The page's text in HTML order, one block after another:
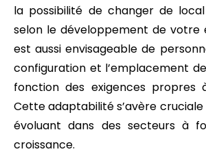
la possibilité de changer de
selon le développement de votre
est aussi envisageable de
configuration et l’emplacement
fonction des exigences propres
Cette adaptabilité s’avère
évoluant dans des secteurs à
croissance.